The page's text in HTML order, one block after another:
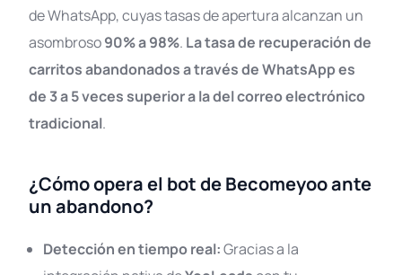
de WhatsApp, cuyas tasas de apertura alcanzan un
asombroso90% a 98%. La tasa de recuperación de
carritos abandonados a través de WhatsApp es
de 3 a 5 veces superior a la del correo electrónico
tradicional.
¿Cómo opera el bot de Becomeyoo ante
un abandono?
Detección en tiempo real:Gracias a la